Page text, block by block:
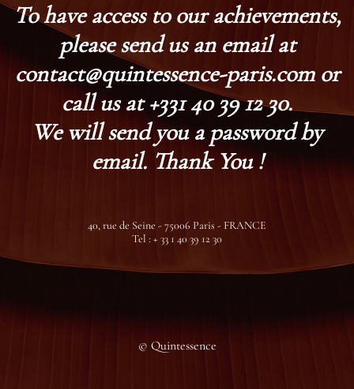
To have access to our achievements,
please send us an email at
contact@quintessence-paris.com or
call us at +331 40 39 12 30.
We will send you a password by
email. Thank You !
40, rue de Seine - 75006 Paris - FRANCE
Tel : + 33 1 40 39 12 30
© Quintessence